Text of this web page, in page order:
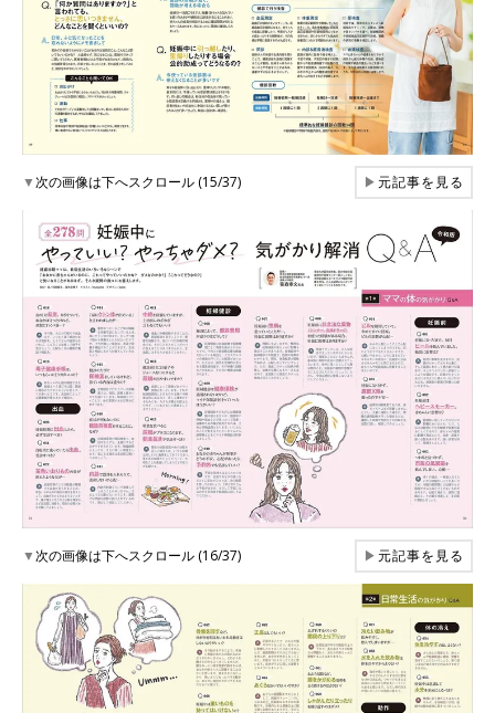
▼次の画像は下へスクロール (15/37) ▶元記事を見る
▼次の画像は下へスクロール (16/37) ▶元記事を見る